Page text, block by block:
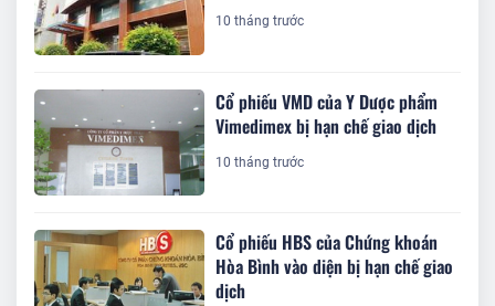
10 tháng trước
Cổ phiếu VMD của Y Dược phẩm
Vimedimex bị hạn chế giao dịch
10 tháng trước
Cổ phiếu HBS của Chứng khoán
Hòa Bình vào diện bị hạn chế giao
dịch